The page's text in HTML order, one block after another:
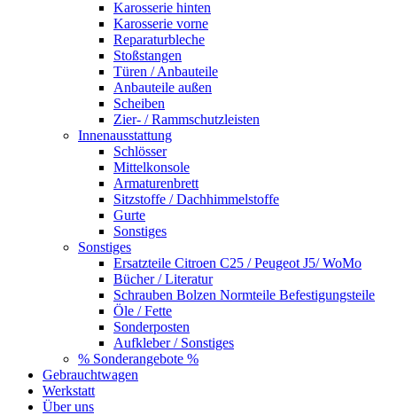
Karosserie hinten
Karosserie vorne
Reparaturbleche
Stoßstangen
Türen / Anbauteile
Anbauteile außen
Scheiben
Zier- / Rammschutzleisten
Innenausstattung
Schlösser
Mittelkonsole
Armaturenbrett
Sitzstoffe / Dachhimmelstoffe
Gurte
Sonstiges
Sonstiges
Ersatzteile Citroen C25 / Peugeot J5/ WoMo
Bücher / Literatur
Schrauben Bolzen Normteile Befestigungsteile
Öle / Fette
Sonderposten
Aufkleber / Sonstiges
% Sonderangebote %
Gebrauchtwagen
Werkstatt
Über uns